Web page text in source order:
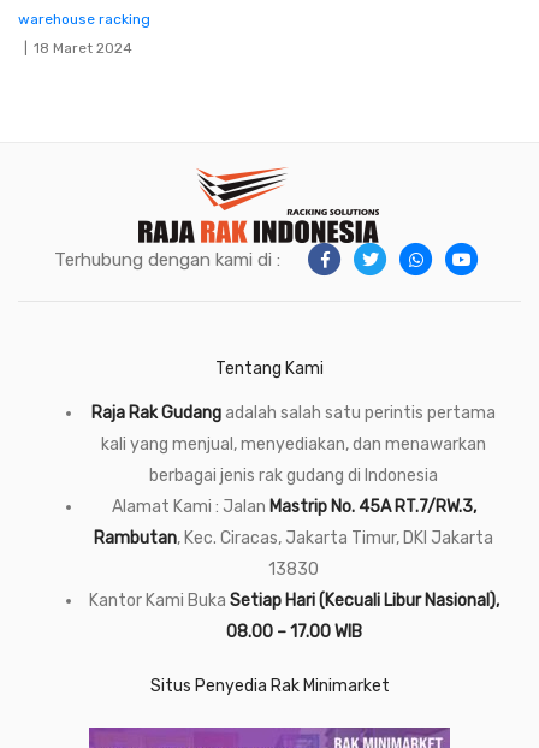
warehouse racking
18 Maret 2024
Terhubung dengan kami di :
Tentang Kami
Raja Rak Gudangadalah salah satu perintis pertama
kali yang menjual, menyediakan, dan menawarkan
berbagai jenis rak gudang di Indonesia
Alamat Kami : Jalan Mastrip No. 45A RT.7/RW.3,
Rambutan, Kec. Ciracas, Jakarta Timur, DKI Jakarta
13830
Kantor Kami Buka Setiap Hari (Kecuali Libur Nasional),
08.00 – 17.00 WIB
Situs Penyedia Rak Minimarket